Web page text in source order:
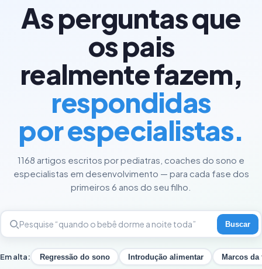
As perguntas que
os pais
realmente fazem,
respondidas
por especialistas.
1168 artigos escritos por pediatras, coaches do sono e
especialistas em desenvolvimento — para cada fase dos
primeiros 6 anos do seu filho.
Buscar
Em alta: Regressão do sono Introdução alimentar Marcos da